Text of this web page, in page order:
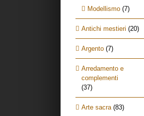
Modellismo (7)
Antichi mestieri (20)
Argento (7)
Arredamento e
complementi
(37)
Arte sacra (83)